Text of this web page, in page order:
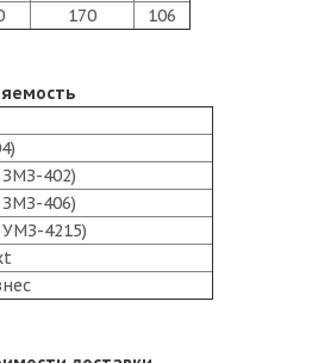
170 106
ЗМЗ-402)
ЗМЗ-406)
УМЗ-4215)